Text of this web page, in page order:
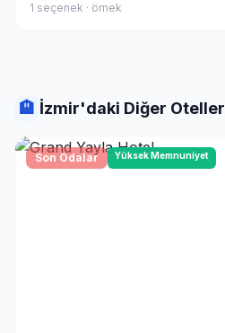
1 seçenek · örnek
🏨 İzmir'daki Diğer Oteller
Son Odalar Yüksek Memnuniyet